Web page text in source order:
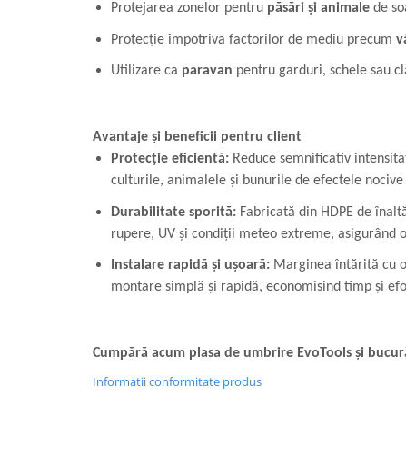
Protejarea zonelor pentru păsări și animale de
Protecție împotriva factorilor de mediu precum
Utilizare ca paravan pentru garduri, schele sau
Avantaje și beneficii pentru client
Protecție eficientă: Reduce semnificativ
culturile, animalele și bunurile de efectele
Durabilitate sporită: Fabricată din HDPE de
rupere, UV și condiții meteo extreme, asigurând
Instalare rapidă și ușoară: Marginea întărită cu
montare simplă și rapidă, economisind timp și
Cumpără acum plasa de umbrire EvoTools și
Informatii conformitate produs